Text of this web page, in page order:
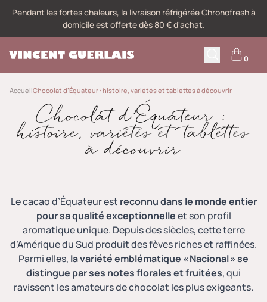
Pendant les fortes chaleurs, la livraison réfrigérée Chronofresh à
domicile est offerte dès 80 € d'achat.
0
AccueilChocolat d’Équateur : histoire, variétés et tablettes à découvrir
Chocolat d’Équateur :
histoire, variétés et tablettes
à découvrir
Le cacao d’Équateur est reconnu dans le monde entier
pour sa qualité exceptionnelleet son profil
aromatique unique. Depuis des siècles, cette terre
d’Amérique du Sud produit des fèves riches et raffinées.
Parmi elles, la variété emblématique « Nacional » se
distingue par ses notes florales et fruitées, qui
ravissent les amateurs de chocolat les plus exigeants.